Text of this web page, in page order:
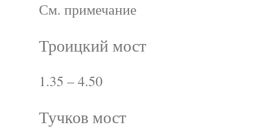
См. примечание
Троицкий мост
1.35 – 4.50
Тучков мост